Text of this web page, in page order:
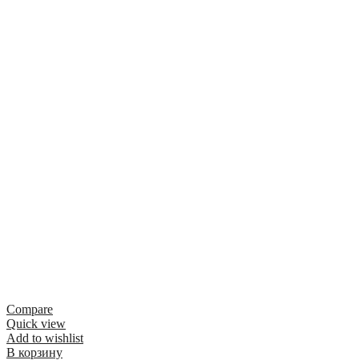
Compare
Quick view
Add to wishlist
В корзину